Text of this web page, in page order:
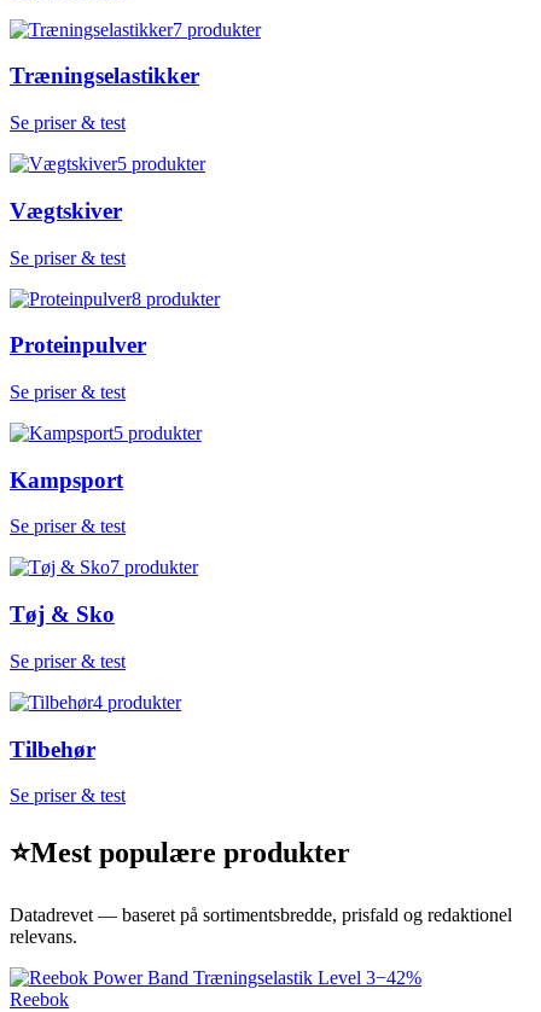
7 produkter
Træningselastikker
Se priser & test
5 produkter
Vægtskiver
Se priser & test
8 produkter
Proteinpulver
Se priser & test
5 produkter
Kampsport
Se priser & test
7 produkter
Tøj & Sko
Se priser & test
4 produkter
Tilbehør
Se priser & test
⭐Mest populære produkter
Datadrevet — baseret på sortimentsbredde, prisfald og redaktionel
relevans.
−42%
Reebok